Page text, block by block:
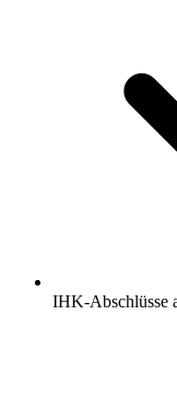
IHK-Abschlüsse